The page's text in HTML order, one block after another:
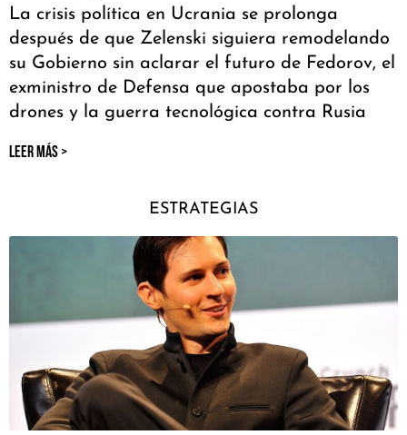
La crisis política en Ucrania se prolonga
después de que Zelenski siguiera remodelando
su Gobierno sin aclarar el futuro de Fedorov, el
exministro de Defensa que apostaba por los
drones y la guerra tecnológica contra Rusia
LEER MÁS >
ESTRATEGIAS